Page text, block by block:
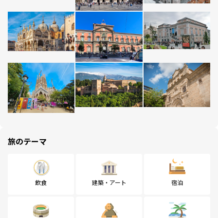
旅のテーマ
飲食 建築・アート 宿泊